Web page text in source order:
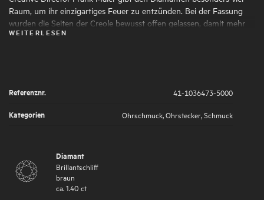
Raum, um ihr einzigartiges Feuer zu entzünden. Bei der Fassung
wurden die Seiten der Creole bewusst offen gelassen, damit mehr
Licht in die Diamanten fließen kann. Den Charme der Creolen kann
WEITERLESEN
Referenznr.
41-1036473-5000
Kategorien
Ohrschmuck,Ohrstecker,Schmuck
Diamant
Brillantschliff
braun
ca.1.40 ct